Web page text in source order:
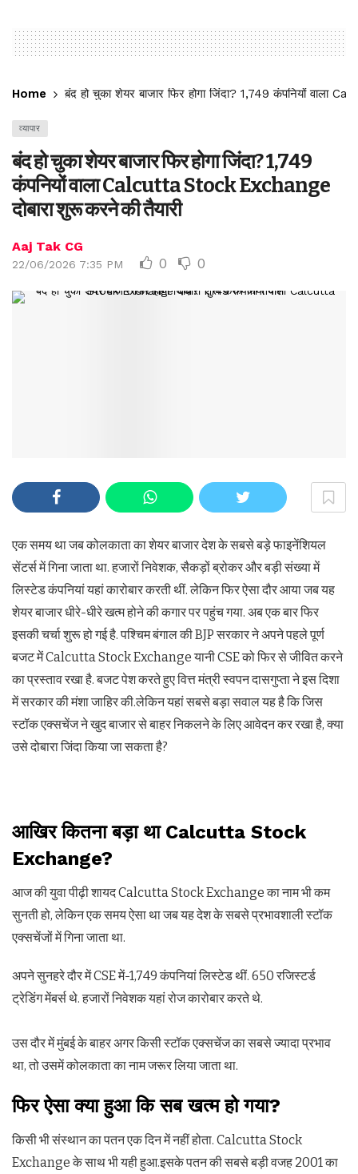
Home बंद हो चुका शेयर बाजार फिर होगा जिंदा? 1,749 कंपनियों वाला
व्यापार
बंद हो चुका शेयर बाजार फिर होगा जिंदा? 1,749
कंपनियों वाला Calcutta Stock Exchange
दोबारा शुरू करने की तैयारी
Aaj Tak CG
22/06/2026 7:35 PM 0 0
एक समय था जब कोलकाता का शेयर बाजार देश के सबसे बड़े फाइनेंशियल
सेंटर्स में गिना जाता था. हजारों निवेशक, सैकड़ों ब्रोकर और बड़ी संख्या में
लिस्टेड कंपनियां यहां कारोबार करती थीं. लेकिन फिर ऐसा दौर आया जब यह
शेयर बाजार धीरे-धीरे खत्म होने की कगार पर पहुंच गया. अब एक बार फिर
इसकी चर्चा शुरू हो गई है. पश्चिम बंगाल की BJP सरकार ने अपने पहले पूर्ण
बजट में Calcutta Stock Exchange यानी CSE को फिर से जीवित करने
का प्रस्ताव रखा है. बजट पेश करते हुए वित्त मंत्री स्वपन दासगुप्ता ने इस दिशा
में सरकार की मंशा जाहिर की.लेकिन यहां सबसे बड़ा सवाल यह है कि जिस
स्टॉक एक्सचेंज ने खुद बाजार से बाहर निकलने के लिए आवेदन कर रखा है, क्या
उसे दोबारा जिंदा किया जा सकता है?
आखिर कितना बड़ा था Calcutta Stock
Exchange?
आज की युवा पीढ़ी शायद Calcutta Stock Exchange का नाम भी कम
सुनती हो, लेकिन एक समय ऐसा था जब यह देश के सबसे प्रभावशाली स्टॉक
एक्सचेंजों में गिना जाता था.
अपने सुनहरे दौर में CSE में-1,749 कंपनियां लिस्टेड थीं. 650 रजिस्टर्ड
ट्रेडिंग मेंबर्स थे. हजारों निवेशक यहां रोज कारोबार करते थे.
उस दौर में मुंबई के बाहर अगर किसी स्टॉक एक्सचेंज का सबसे ज्यादा प्रभाव
था, तो उसमें कोलकाता का नाम जरूर लिया जाता था.
फिर ऐसा क्या हुआ कि सब खत्म हो गया?
किसी भी संस्थान का पतन एक दिन में नहीं होता. Calcutta Stock
Exchange के साथ भी यही हुआ.इसके पतन की सबसे बड़ी वजह 2001 का